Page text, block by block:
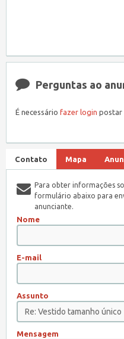
Perguntas ao
É necessário fazer login postar
Contato Mapa
Para obter informações
formulário abaixo para
anunciante.
Nome
E-mail
Assunto
Mensagem